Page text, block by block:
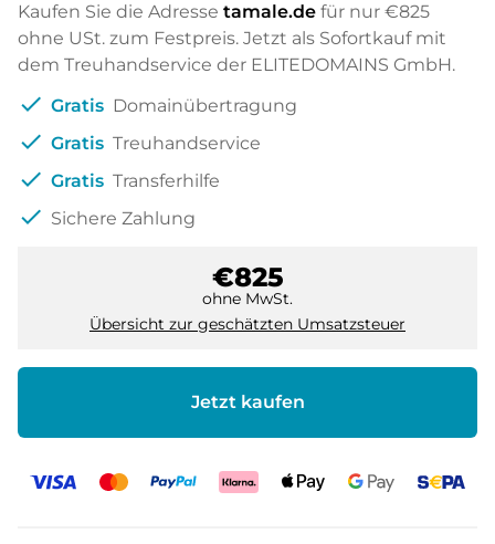
Kaufen Sie die Adresse tamale.de für nur €825
ohne USt. zum Festpreis. Jetzt als Sofortkauf mit
dem Treuhandservice der ELITEDOMAINS GmbH.
check Gratis Domainübertragung
check Gratis Treuhandservice
check Gratis Transferhilfe
check Sichere Zahlung
€825
ohne MwSt.
Übersicht zur geschätzten Umsatzsteuer
Jetzt kaufen